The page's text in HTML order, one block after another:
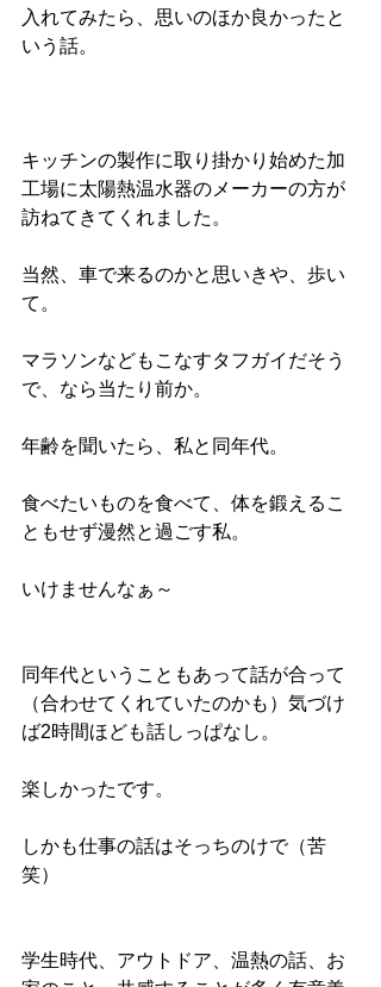
入れてみたら、思いのほか良かったと
いう話。
キッチンの製作に取り掛かり始めた加
工場に太陽熱温水器のメーカーの方が
訪ねてきてくれました。
当然、車で来るのかと思いきや、歩い
て。
マラソンなどもこなすタフガイだそう
で、なら当たり前か。
年齢を聞いたら、私と同年代。
食べたいものを食べて、体を鍛えるこ
ともせず漫然と過ごす私。
いけませんなぁ～
同年代ということもあって話が合って
（合わせてくれていたのかも）気づけ
ば2時間ほども話しっぱなし。
楽しかったです。
しかも仕事の話はそっちのけで（苦
笑）
学生時代、アウトドア、温熱の話、お